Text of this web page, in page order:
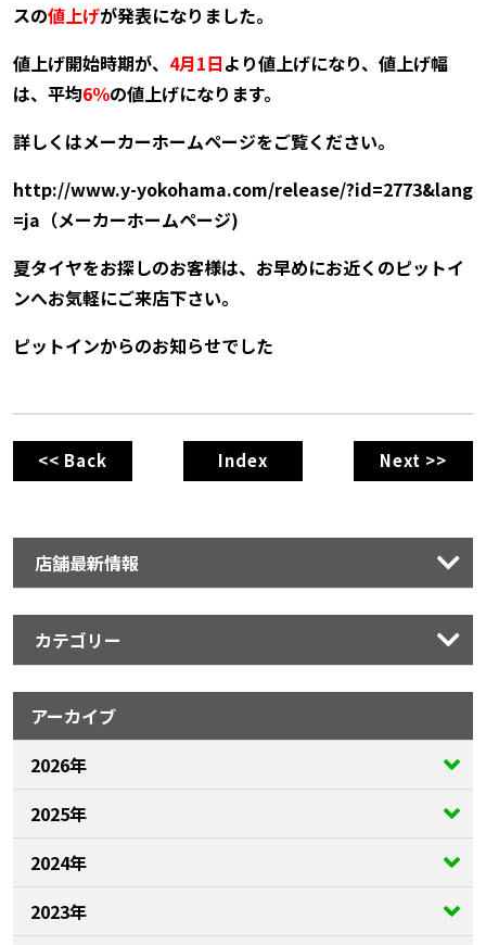
スの値上げが発表になりました。
値上げ開始時期が、 4月1日より値上げになり、値上げ幅
は、平均6％の値上げになります。
詳しくはメーカーホームページをご覧ください。
http://www.y-yokohama.com/release/?id=2773&lang
=ja（メーカーホームページ)
夏タイヤをお探しのお客様は、お早めにお近くのピットイ
ンへお気軽にご来店下さい。
ピットインからのお知らせでした
<< Back Index Next >>
店舗最新情報
カテゴリー
アーカイブ
2026年
2025年
2024年
2023年